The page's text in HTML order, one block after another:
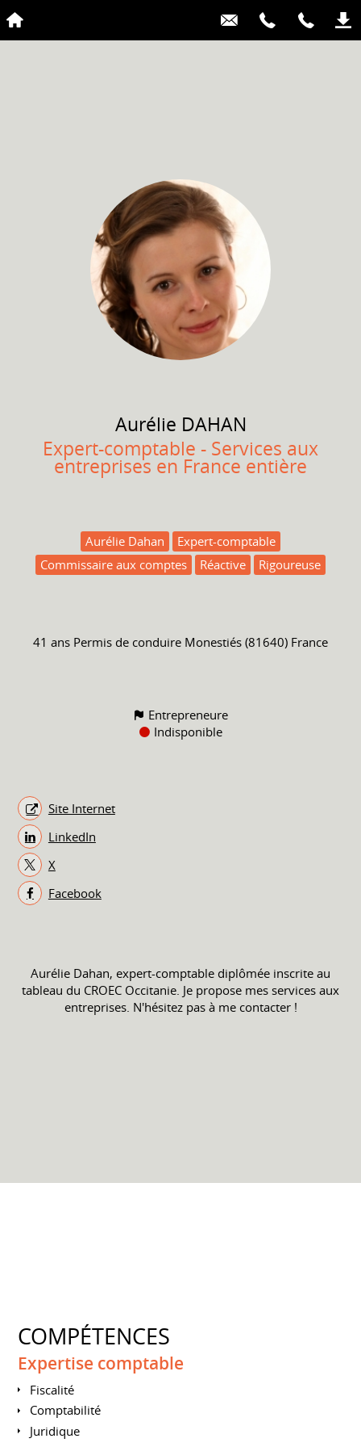
Aurélie DAHAN
Expert-comptable - Services aux
entreprises en France entière
Aurélie Dahan
Expert-comptable
Commissaire aux comptes
Réactive Rigoureuse
41 ans Permis de conduire Monestiés (81640) France
Entrepreneure
Indisponible
Site Internet
LinkedIn
X
Facebook
Aurélie Dahan, expert-comptable diplômée inscrite au
tableau du CROEC Occitanie. Je propose mes services aux
entreprises. N'hésitez pas à me contacter !
COMPÉTENCES
Expertise comptable
Fiscalité
Comptabilité
Juridique